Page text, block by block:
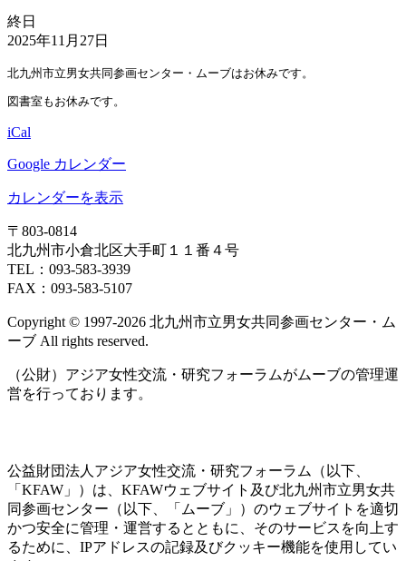
所
内
理
日
所
終日
2025年11月27日
北九州市立男女共同参画センター・ムーブはお休みです。
図書室もお休みです。
iCal
Google カレンダー
カレンダーを表示
〒803‐0814
北九州市小倉北区大手町１１番４号
TEL：093‐583‐3939
FAX：093‐583‐5107
Copyright © 1997‐2026 北九州市立男女共同参画センター・ム
ーブ All rights reserved.
（公財）アジア女性交流・研究フォーラムがムーブの管理運
営を行っております。
公益財団法人アジア女性交流・研究フォーラム（以下、
「KFAW」）は、KFAWウェブサイト及び北九州市立男女共
同参画センター（以下、「ムーブ」）のウェブサイトを適切
かつ安全に管理・運営するとともに、そのサービスを向上す
るために、IPアドレスの記録及びクッキー機能を使用してい